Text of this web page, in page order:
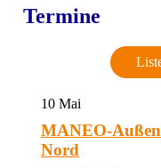
Termine
10 Mai
MANEO-
Nord